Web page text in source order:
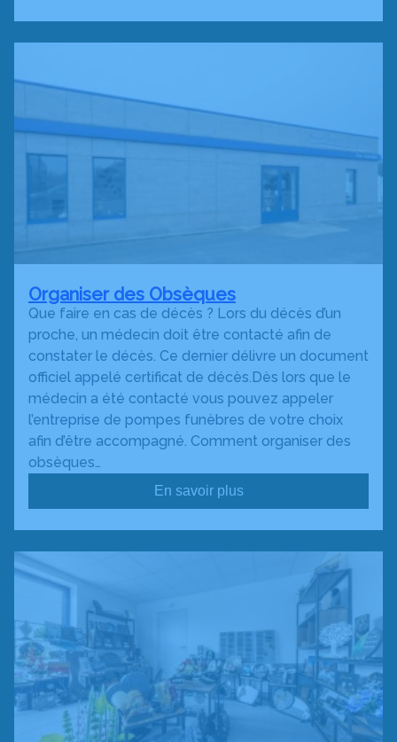
Organiser des Obsèques
Que faire en cas de décès ? Lors du décès d’un
proche, un médecin doit être contacté afin de
constater le décès. Ce dernier délivre un document
officiel appelé certificat de décès.Dès lors que le
médecin a été contacté vous pouvez appeler
l’entreprise de pompes funèbres de votre choix
afin d’être accompagné. Comment organiser des
obsèques…
En savoir plus